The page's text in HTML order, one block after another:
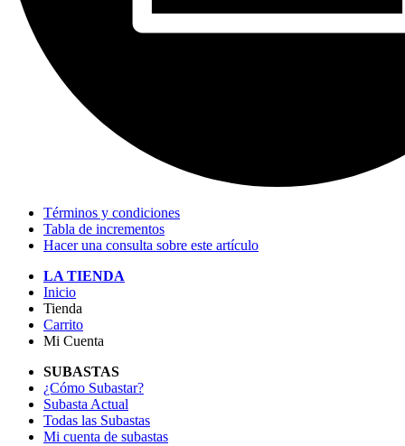
Términos y condiciones
Tabla de incrementos
Hacer una consulta sobre este artículo
LA TIENDA
Inicio
Tienda
Carrito
Mi Cuenta
SUBASTAS
¿Cómo Subastar?
Subasta Actual
Todas las Subastas
Mi cuenta de subastas